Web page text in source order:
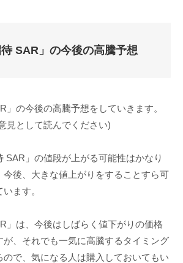
待 SAR」の今後の高騰予想
」の今後の高騰予想をしていきます。
見として読んでください)
SAR」の値段が上がる可能性はかなり
今後、大きな値上がりをすることすら可
ます。
」は、今後はしばらく値下がりの価格
が、それでも一気に高騰するタイミング
ので、気になる人は購入しておいてもい